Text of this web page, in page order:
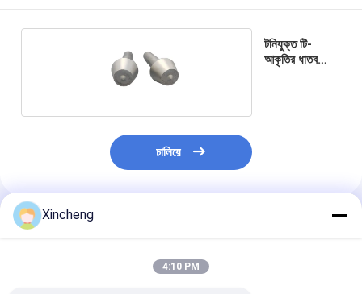
টনিযুক্ত টি-
আকৃতির ধাতব
চালিয়ে
প্রস্তাবিত পণ্য
Xincheng
4:10 PM